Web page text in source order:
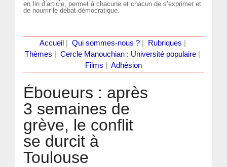
en fin d’article, permet à chacune et chacun de s’exprimer et
de nourrir le débat démocratique.
Accueil Qui sommes-nous ?| Rubriques
Thèmes
Cercle Manouchian : Université populaire
Films
Adhésion
Éboueurs : après
3 semaines de
grève, le conflit
se durcit à
Toulouse